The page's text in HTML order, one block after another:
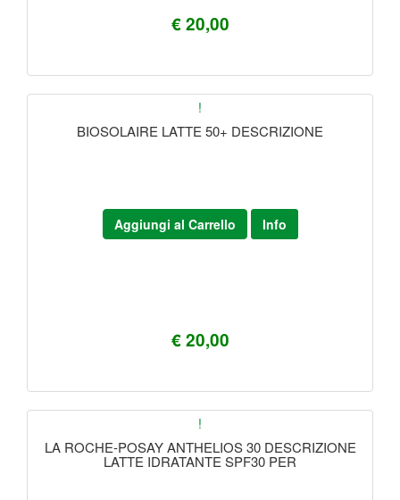
€ 20,00
!
BIOSOLAIRE LATTE 50+ DESCRIZIONE
€ 20,00
Aggiungi al Carrello Info
!
LA ROCHE-POSAY ANTHELIOS 30 DESCRIZIONE
LATTE IDRATANTE SPF30 PER